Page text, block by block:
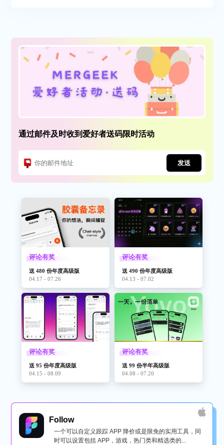
通过邮件及时收到爱好者送码限时活动
发送
评论有奖
送 480 份年度高级版
04.17 - 07.26
评论有奖
送 490 份年度高级版
04.13 - 07.02
评论有奖
送 95 份年度高级版
04.15 - 08.09
评论有奖
送 99 份半年高级版
04.08 - 07.20
Follow
一个可以自定义跟踪 APP 降价或是限免的实用工具，同
时可以设置包括 APP，游戏，热门类和精选类的...